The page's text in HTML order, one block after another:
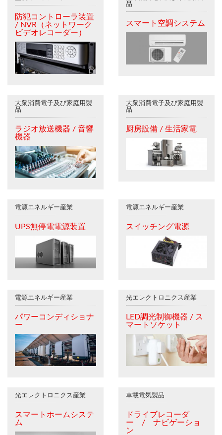
防犯コントローラ装置
/ NVR（ネットワーク
ビデオレコーダー）
品
スマート空調システム
大衆消費電子及び家庭用製
品
ラジオ放送機器 / 音響
機器
大衆消費電子及び家庭用製
品
厨房設備 / 生活家電
電源エネルギー産業
UPS無停電電源装置
電源エネルギー産業
スイッチング電源
電源エネルギー産業
パワーコンディショナ
ー
光エレクトロニクス産業
LED調光制御機器 / ス
マートソケット
光エレクトロニクス産業
スマートホームシステ
ム
車載電気製品
ドライブレコーダ
ー / ナビゲーショ
ン